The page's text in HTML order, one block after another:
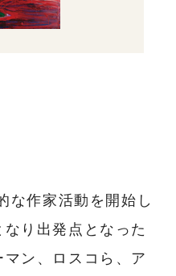
な作家活動を開始し
り出発点となった
ン、ロスコら、ア